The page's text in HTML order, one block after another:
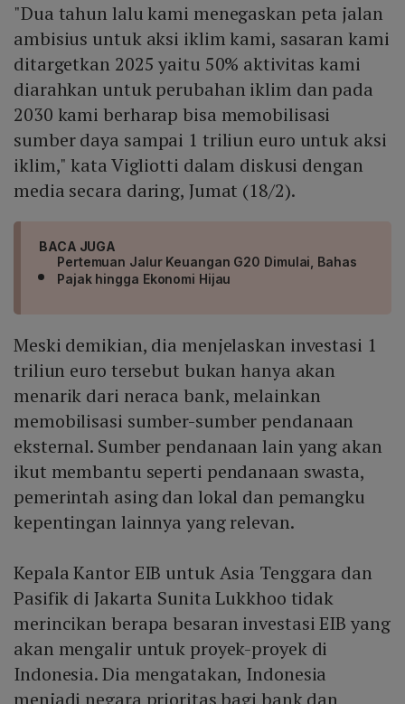
"Dua tahun lalu kami menegaskan peta jalan
ambisius untuk aksi iklim kami, sasaran kami
ditargetkan 2025 yaitu 50% aktivitas kami
diarahkan untuk perubahan iklim dan pada
2030 kami berharap bisa memobilisasi
sumber daya sampai 1 triliun euro untuk aksi
iklim," kata Vigliotti dalam diskusi dengan
media secara daring, Jumat (18/2).
BACA JUGA
Pertemuan Jalur Keuangan G20 Dimulai, Bahas
Pajak hingga Ekonomi Hijau
Meski demikian, dia menjelaskan investasi 1
triliun euro tersebut bukan hanya akan
menarik dari neraca bank, melainkan
memobilisasi sumber-sumber pendanaan
eksternal. Sumber pendanaan lain yang akan
ikut membantu seperti pendanaan swasta,
pemerintah asing dan lokal dan pemangku
kepentingan lainnya yang relevan.
Kepala Kantor EIB untuk Asia Tenggara dan
Pasifik di Jakarta Sunita Lukkhoo tidak
merincikan berapa besaran investasi EIB yang
akan mengalir untuk proyek-proyek di
Indonesia. Dia mengatakan, Indonesia